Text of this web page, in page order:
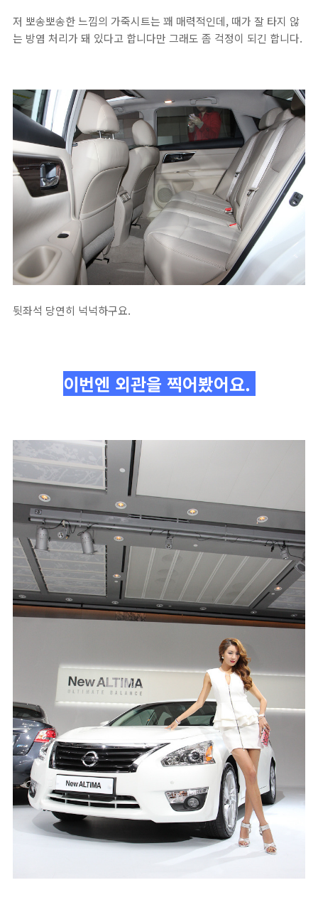
저 뽀송뽀송한 느낌의 가죽시트는 꽤 매력적인데, 때가 잘 타지 않
는 방염 처리가 돼 있다고 합니다만 그래도 좀 걱정이 되긴 합니다.
뒷좌석 당연히 넉넉하구요.
이번엔 외관을 찍어봤어요.